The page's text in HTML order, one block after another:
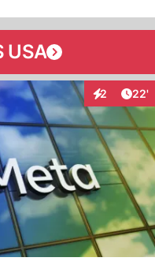
USA
2 22'